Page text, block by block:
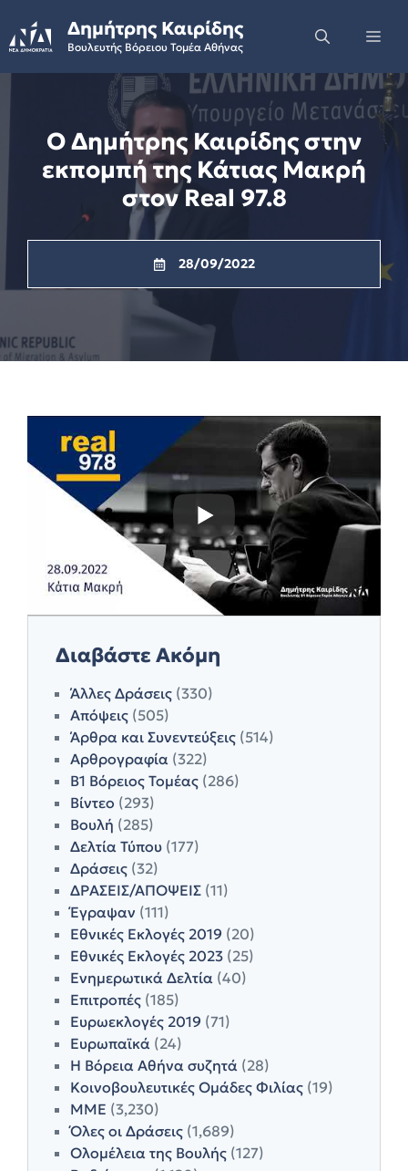
to
content
Δημήτρης Καιρίδης
Βουλευτής Βόρειου Τομέα Αθήνας
Ο Δημήτρης Καιρίδης στην
εκπομπή της Κάτιας Μακρή
στον Real 97.8
28/09/2022
Διαβάστε Ακόμη
Άλλες Δράσεις (330)
Απόψεις (505)
Άρθρα και Συνεντεύξεις (514)
Αρθρογραφία (322)
Β1 Βόρειος Τομέας (286)
Βίντεο (293)
Βουλή (285)
Δελτία Τύπου (177)
Δράσεις (32)
ΔΡΑΣΕΙΣ/ΑΠΟΨΕΙΣ (11)
Έγραψαν (111)
Εθνικές Εκλογές 2019 (20)
Εθνικές Εκλογές 2023 (25)
Ενημερωτικά Δελτία (40)
Επιτροπές (185)
Ευρωεκλογές 2019 (71)
Ευρωπαϊκά (24)
Η Βόρεια Αθήνα συζητά (28)
Κοινοβουλευτικές Ομάδες Φιλίας (19)
ΜΜΕ (3,230)
Όλες οι Δράσεις (1,689)
Ολομέλεια της Βουλής (127)